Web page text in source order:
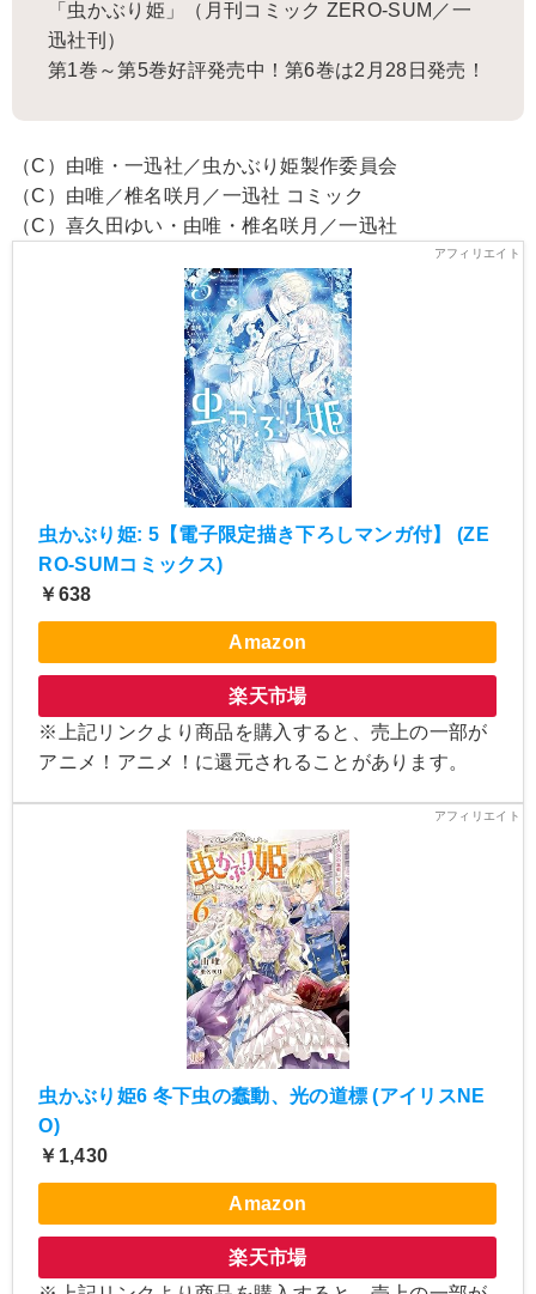
「虫かぶり姫」（月刊コミック ZERO-SUM／一
迅社刊）
第1巻～第5巻好評発売中！第6巻は2月28日発売！
（C）由唯・一迅社／虫かぶり姫製作委員会
（C）由唯／椎名咲月／一迅社 コミック
（C）喜久田ゆい・由唯・椎名咲月／一迅社
虫かぶり姫: 5【電子限定描き下ろしマンガ付】 (ZE
RO-SUMコミックス)
￥638
Amazon
楽天市場
※上記リンクより商品を購入すると、売上の一部が
アニメ！アニメ！に還元されることがあります。
虫かぶり姫6 冬下虫の蠢動、光の道標 (アイリスNE
O)
￥1,430
Amazon
楽天市場